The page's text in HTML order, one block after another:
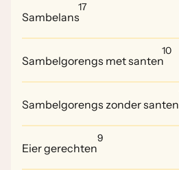
Sambelans
17
Sambelgorengs met santen
10
Sambelgorengs zonder santen
Eier gerechten
9